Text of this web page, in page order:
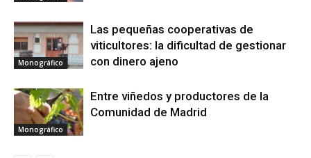
Monográfico
Las pequeñas cooperativas de
viticultores: la dificultad de gestionar
con dinero ajeno
Monográfico
Entre viñedos y productores de la
Comunidad de Madrid